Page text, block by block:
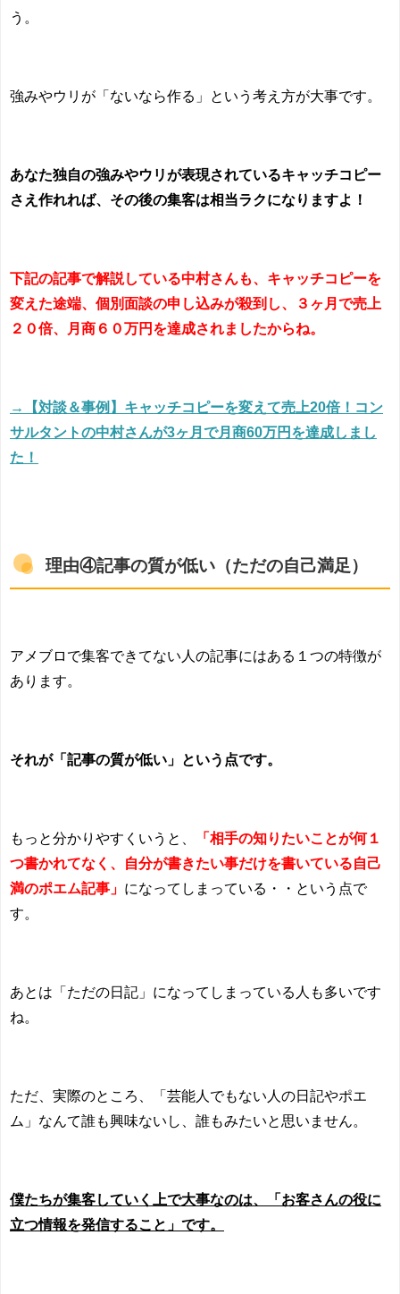
う。
強みやウリが「ないなら作る」という考え方が大事です。
あなた独自の強みやウリが表現されているキャッチコピー
さえ作れれば、その後の集客は相当ラクになりますよ！
下記の記事で解説している中村さんも、キャッチコピーを
変えた途端、個別面談の申し込みが殺到し、３ヶ月で売上
２０倍、月商６０万円を達成されましたからね。
→【対談＆事例】キャッチコピーを変えて売上20倍！コン
サルタントの中村さんが3ヶ月で月商60万円を達成しまし
た！
理由④記事の質が低い（ただの自己満足）
アメブロで集客できてない人の記事にはある１つの特徴が
あります。
それが「記事の質が低い」という点です。
もっと分かりやすくいうと、
「相手の知りたいことが何１
つ書かれてなく、自分が書きたい事だけを書いている自己
満のポエム記事」 になってしまっている・・という点で
す。
あとは「ただの日記」になってしまっている人も多いです
ね。
ただ、実際のところ、「芸能人でもない人の日記やポエ
ム」なんて誰も興味ないし、誰もみたいと思いません。
僕たちが集客していく上で大事なのは、「お客さんの役に
立つ情報を発信すること」です。